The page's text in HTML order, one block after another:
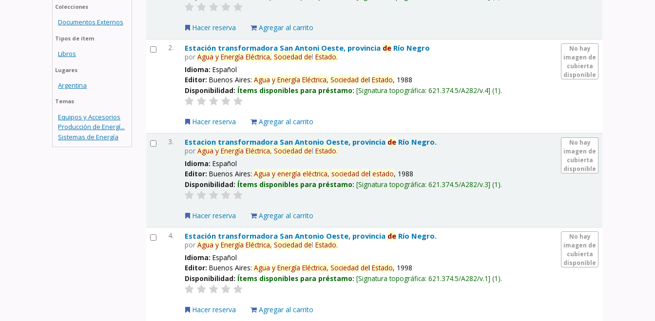
Colecciones
Documentos Externos
Tipos de ítem
Libros
Lugares
Argentina
Temas
Equipos y Accesorios
Producción de Energí...
Sistemas de Energía
Hacer reserva Agregar al carrito
2.
No hay
imagen de
cubierta
disponible
Estación transformadora San Antoni Oeste, provincia de Río Negro
porAgua y Energía Eléctrica, Sociedad delEstado.
Idioma:Español
Editor:Buenos Aires:Agua y Energía Eléctrica, Sociedad delEstado, 1988
Disponibilidad: Ítems disponibles para préstamo: Signatura topográfica:621.374.5/A282/v.4 (1).
Hacer reserva Agregar al carrito
3.
No hay
imagen de
cubierta
disponible
Estacion transformadora San Antonio Oeste, provincia de Río Negro.
porAgua y Energía Eléctrica, Sociedad delEstado.
Idioma:Español
Editor:Buenos Aires:Agua y energía eléctrica, sociedad delestado, 1988
Disponibilidad: Ítems disponibles para préstamo: Signatura topográfica:621.374.5/A282/v.3 (1).
Hacer reserva Agregar al carrito
4.
No hay
imagen de
cubierta
disponible
Estación transformadora San Antonio Oeste, provincia de Río Negro.
porAgua y Energía Eléctrica, Sociedad delEstado.
Idioma:Español
Editor:Buenos Aires:Agua y Energía Eléctrica, Sociedad delEstado, 1998
Disponibilidad: Ítems disponibles para préstamo: Signatura topográfica:621.374.5/A282/v.1 (1).
Hacer reserva Agregar al carrito